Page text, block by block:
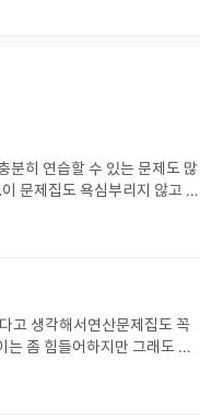
분히 연습할 수 있는 문제도 많
문제집도 욕심부리지 않고 하
고 생각해서연산문제집도 꼭
는 좀 힘들어하지만 그래도 소